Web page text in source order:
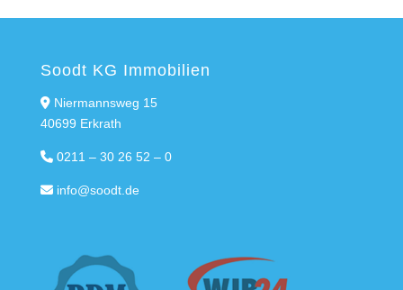
Soodt KG Immobilien
Niermannsweg 15
40699 Erkrath
0211 – 30 26 52 – 0
info@soodt.de